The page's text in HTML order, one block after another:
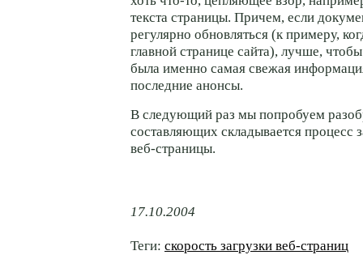
текста страницы. Причем, если
регулярно обновляться (к примеру,
главной странице сайта), лучше,
была именно самая свежая
последние анонсы.
В следующий раз мы попробуем
составляющих складывается процесс
веб-страницы.
17.10.2004
Теги: скорость загрузки веб-страниц